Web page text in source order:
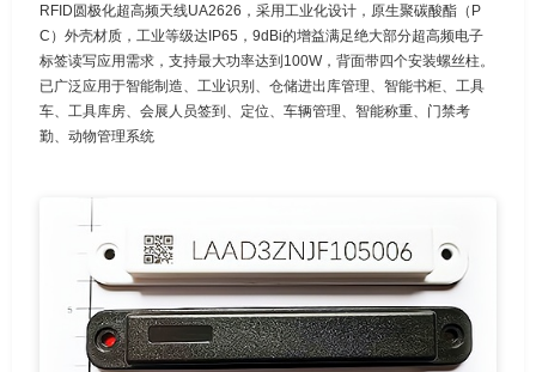
RFID圆极化超高频天线UA2626，采用工业化设计，原生聚碳酸酯（P
C）外壳材质，工业等级达IP65，9dBi的增益满足绝大部分超高频电子
标签读写应用需求，支持最大功率达到100W，背面带四个安装螺丝柱。
已广泛应用于智能制造、工业识别、仓储进出库管理、智能书柜、工具
车、工具库房、会展人员签到、定位、车辆管理、智能称重、门禁考
勤、动物管理系统